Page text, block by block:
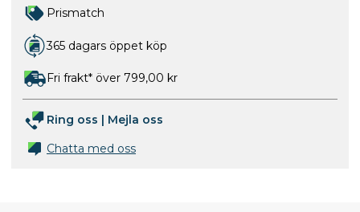
Prismatch
365 dagars öppet köp
Fri frakt* över 799,00 kr
Ring oss | Mejla oss
Chatta med oss